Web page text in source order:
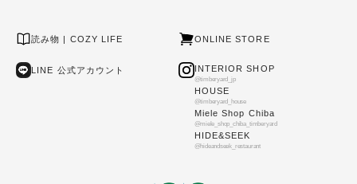
読み物 | COZY LIFE ONLINE STORE
LINE 公式アカウント INTERIOR SHOP
@timberyard_jp
HOUSE
@timberyard_house
Miele Shop Chiba
@miele_shop_chiba_timberyard
HIDE&SEEK
@hideandseek_restaurant